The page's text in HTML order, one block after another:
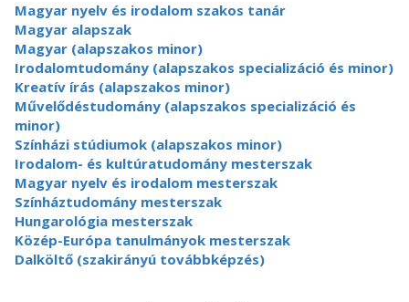
Magyar nyelv és irodalom szakos tanár
Magyar alapszak
Magyar (alapszakos minor)
Irodalomtudomány (alapszakos specializáció és minor)
Kreatív írás (alapszakos minor)
Művelődéstudomány (alapszakos specializáció és
minor)
Színházi stúdiumok (alapszakos minor)
Irodalom- és kultúratudomány mesterszak
Magyar nyelv és irodalom mesterszak
Színháztudomány mesterszak
Hungarológia mesterszak
Közép-Európa tanulmányok mesterszak
Dalköltő (szakirányú továbbképzés)